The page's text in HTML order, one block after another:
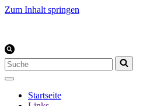
Zum Inhalt springen
Suchen
nach …
Startseite